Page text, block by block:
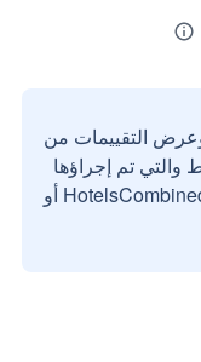
التقييمات من
والتي تم إجراؤها
بواسطة مستخدمين حقيقيين مع HotelsCombined أو